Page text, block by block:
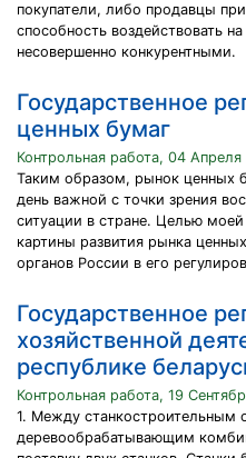
покупатели, либо продавцы
способность воздействовать
несовершенно конкурентными.
Государственное
ценных бумаг
Контрольная работа, 04 Апреля
Таким образом, рынок ценных
день важной с точки зрения
ситуации в стране. Целью
картины развития рынка
органов России в его
Государственное
хозяйственной
республике
Контрольная работа, 19
1. Между станкостроительным
деревообрабатывающим